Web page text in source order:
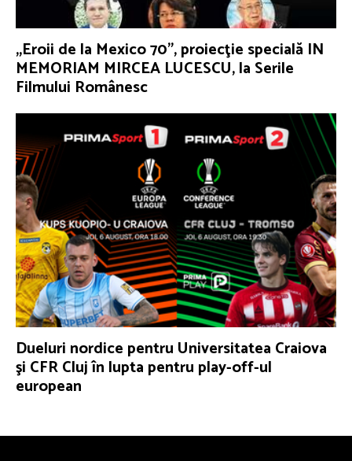
„Eroii de la Mexico 70”, proiecţie specială IN
MEMORIAM MIRCEA LUCESCU, la Serile
Filmului Românesc
Dueluri nordice pentru Universitatea Craiova
şi CFR Cluj în lupta pentru play-off-ul
european